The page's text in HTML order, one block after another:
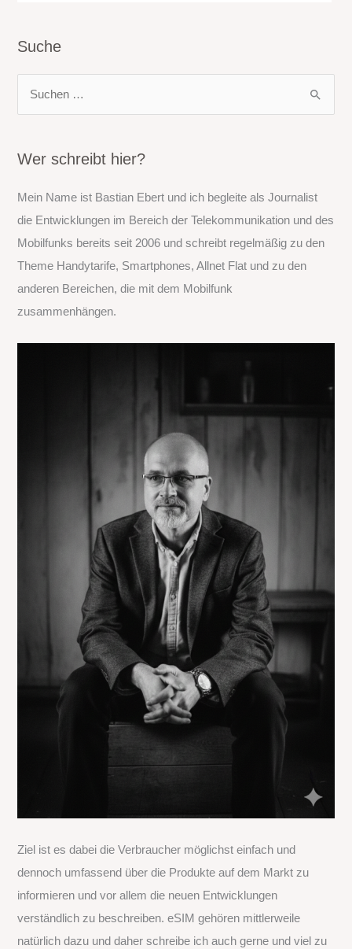
Suche
h
n
n
a
h
:
Wer schreibt hier?
Mein Name ist Bastian Ebert und ich begleite als Journalist
die Entwicklungen im Bereich der Telekommunikation und des
Mobilfunks bereits seit 2006 und schreibt regelmäßig zu den
Theme Handytarife, Smartphones, Allnet Flat und zu den
anderen Bereichen, die mit dem Mobilfunk
zusammenhängen.
Ziel ist es dabei die Verbraucher möglichst einfach und
dennoch umfassend über die Produkte auf dem Markt zu
informieren und vor allem die neuen Entwicklungen
verständlich zu beschreiben. eSIM gehören mittlerweile
natürlich dazu und daher schreibe ich auch gerne und viel zu